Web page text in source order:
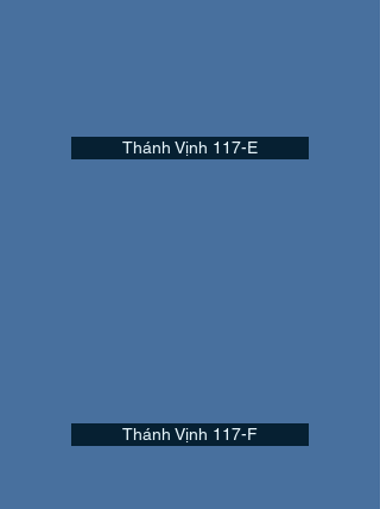
Thánh Vịnh 117-E
Thánh Vịnh 117-F